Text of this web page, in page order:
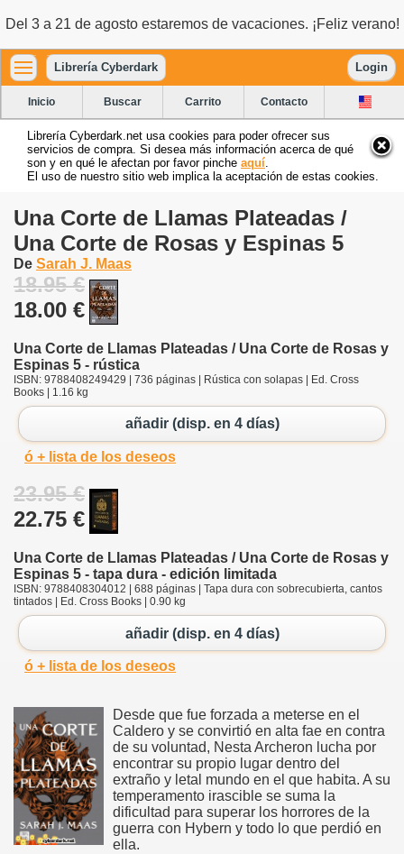
Del 3 a 21 de agosto estaremos de vacaciones. ¡Feliz verano!
Librería Cyberdark Login
Inicio Buscar Carrito Contacto
Librería Cyberdark.net usa cookies para poder ofrecer sus
servicios de compra. Si desea más información acerca de qué
son y en qué le afectan por favor pinche aquí
El uso de nuestro sitio web implica la aceptación de estas cookies.
Una Corte de Llamas Plateadas /
Una Corte de Rosas y Espinas 5
De Sarah J. Maas
18.95 €
18.00 €
Una Corte de Llamas Plateadas / Una Corte de Rosas y
Espinas 5 - rústica
ISBN: 9788408249429 | 736 páginas | Rústica con solapas | Ed. Cross
Books | 1.16 kg
añadir (disp. en 4 días)
ó + lista de los deseos
23.95 €
22.75 €
Una Corte de Llamas Plateadas / Una Corte de Rosas y
Espinas 5 - tapa dura - edición limitada
ISBN: 9788408304012 | 688 páginas | Tapa dura con sobrecubierta, cantos
tintados | Ed. Cross Books | 0.90 kg
añadir (disp. en 4 días)
ó + lista de los deseos
Desde que fue forzada a meterse en el
Caldero y se convirtió en alta fae en contra
de su voluntad, Nesta Archeron lucha por
encontrar su propio lugar dentro del
extraño y letal mundo en el que habita. A su
temperamento irascible se suma la
dificultad para superar los horrores de la
guerra con Hybern y todo lo que perdió en
ella.